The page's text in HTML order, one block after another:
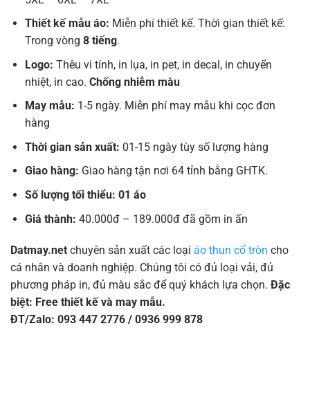
Thiết kế mẫu áo: Miễn phí thiết kế. Thời gian thiết kế:
Trong vòng 8 tiếng.
Logo: Thêu vi tính, in lụa, in pet, in decal, in chuyển
nhiệt, in cao. Chống nhiễm màu
May mẫu: 1-5 ngày. Miễn phí may mẫu khi cọc đơn
hàng
Thời gian sản xuất: 01-15 ngày tùy số lượng hàng
Giao hàng: Giao hàng tận nơi 64 tỉnh bằng GHTK.
Số lượng tối thiểu: 01 áo
Giá thành: 40.000đ – 189.000đ đã gồm in ấn
Datmay.net chuyên sản xuất các loại áo thun cổ tròn cho
cá nhân và doanh nghiệp. Chúng tôi có đủ loại vải, đủ
phương pháp in, đủ màu sắc để quý khách lựa chọn. Đặc
biệt: Free thiết kế và may mẫu.
ĐT/Zalo: 093 447 2776 / 0936 999 878